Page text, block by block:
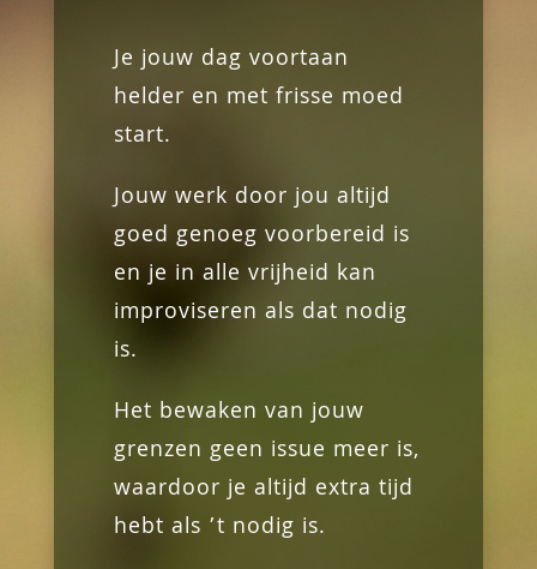
Je jouw dag voortaan
helder en met frisse moed
start.
Jouw werk door jou altijd
goed genoeg voorbereid is
en je in alle vrijheid kan
improviseren als dat nodig
is.
Het bewaken van jouw
grenzen geen issue meer is,
waardoor je altijd extra tijd
hebt als ’t nodig is.